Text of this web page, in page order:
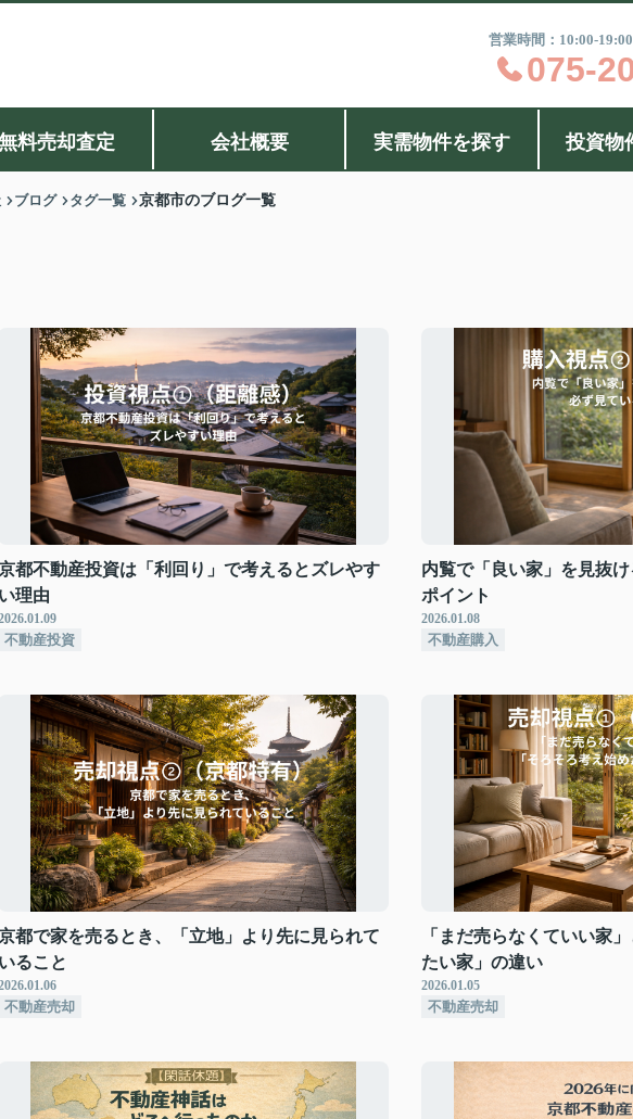
営業時間：10:00-
075-
料売却査定 会社概要 実需物件を探す 投資物
ブログ タグ一覧 京都市のブログ一覧
都不動産投資は「利回り」で考えるとズレやす
い理由
不動産投資
内覧で「良い家」を見抜
ポイント
2026.01.08
不動産購入
都で家を売るとき、「立地」より先に見られて
いること
不動産売却
「まだ売らなくていい家
たい家」の違い
2026.01.05
不動産売却